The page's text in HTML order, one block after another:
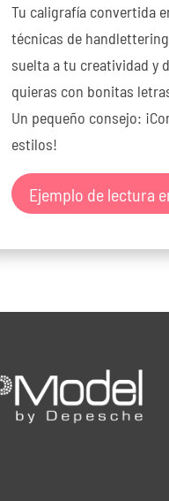
Tu caligrafía convertida
técnicas de
suelta a tu creatividad y
quieras con bonitas
Un pequeño consejo:
estilos!
Ejemplo de lectura